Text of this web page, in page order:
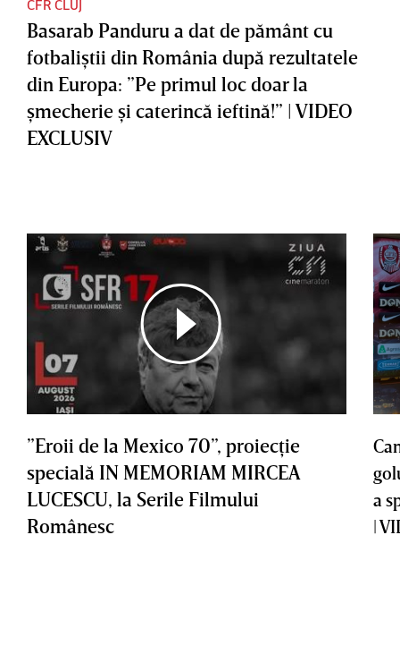
CFR CLUJ
Basarab Panduru a dat de pământ cu
fotbaliştii din România după rezultatele
din Europa: ”Pe primul loc doar la
şmecherie şi caterincă ieftină!” | VIDEO
EXCLUSIV
”Eroii de la Mexico 70”, proiecţie
specială IN MEMORIAM MIRCEA
LUCESCU, la Serile Filmului
Românesc
a
|